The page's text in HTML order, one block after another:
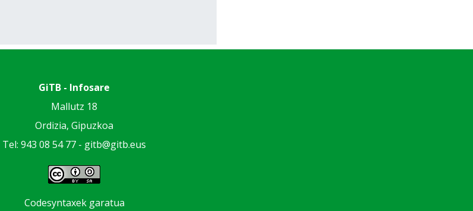
GiTB - Infosare
Mallutz 18
Ordizia, Gipuzkoa
Tel: 943 08 54 77 - gitb@gitb.eus
Codesyntaxek garatua